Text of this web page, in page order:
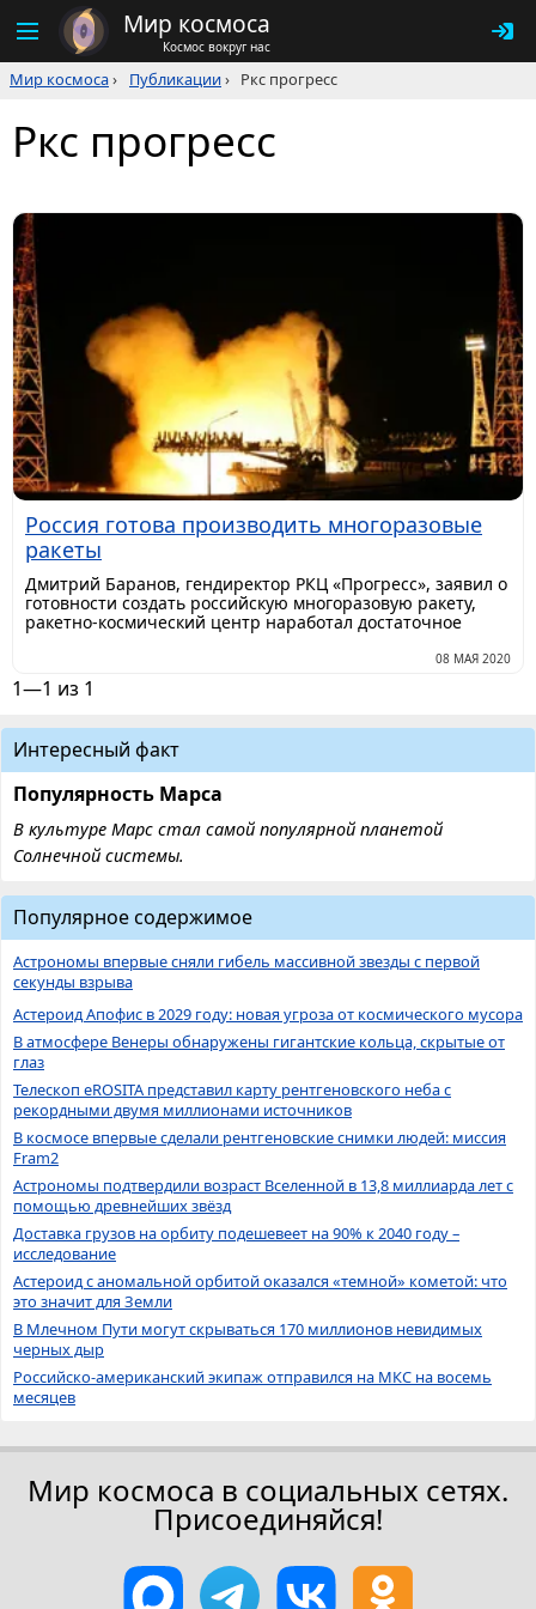
Мир космоса
Космос вокруг нас
Мир космоса› Публикации› Ркс прогресс
Ркс прогресс
Россия готова производить многоразовые
ракеты
Дмитрий Баранов, гендиректор РКЦ «Прогресс», заявил о
готовности создать российскую многоразовую ракету,
ракетно-космический центр наработал достаточное
08 МАЯ 2020
1—1 из 1
Интересный факт
Популярность Марса
В культуре Марс стал самой популярной планетой
Солнечной системы.
Популярное содержимое
Астрономы впервые сняли гибель массивной звезды с первой
секунды взрыва
Астероид Апофис в 2029 году: новая угроза от космического мусора
В атмосфере Венеры обнаружены гигантские кольца, скрытые от
глаз
Телескоп eROSITA представил карту рентгеновского неба с
рекордными двумя миллионами источников
В космосе впервые сделали рентгеновские снимки людей: миссия
Fram2
Астрономы подтвердили возраст Вселенной в 13,8 миллиарда лет с
помощью древнейших звёзд
Доставка грузов на орбиту подешевеет на 90% к 2040 году –
исследование
Астероид с аномальной орбитой оказался «темной» кометой: что
это значит для Земли
В Млечном Пути могут скрываться 170 миллионов невидимых
черных дыр
Российско-американский экипаж отправился на МКС на восемь
месяцев
Мир космоса в социальных сетях.
Присоединяйся!